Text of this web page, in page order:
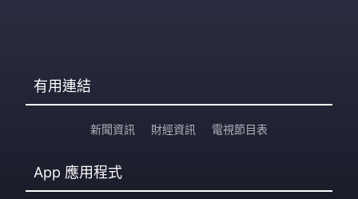
有用連結
新聞資訊 財經資訊 電視節目表
App 應用程式